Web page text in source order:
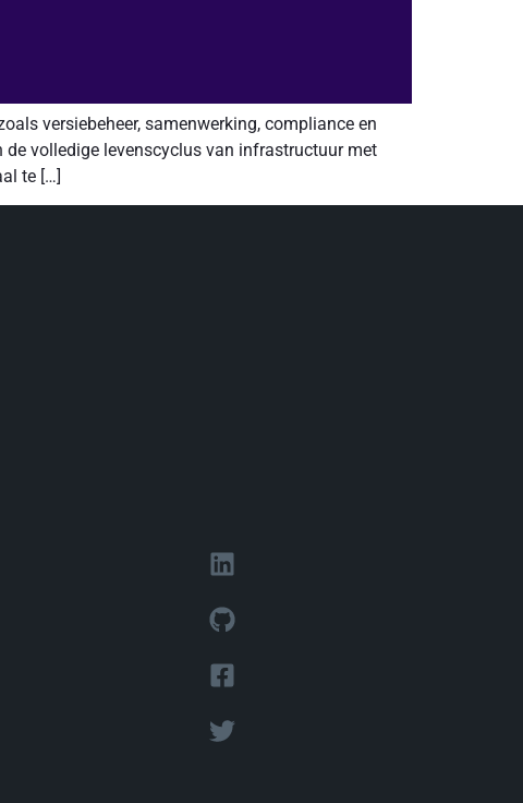
versiebeheer, samenwerking, compliance en
volledige levenscyclus van infrastructuur met
te […]